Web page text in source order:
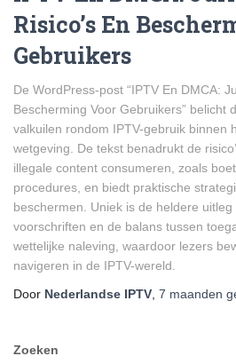
Risico’s En
Gebruikers
De WordPress-post “IPTV En DMCA:
Bescherming Voor Gebruikers” belicht
valkuilen rondom IPTV-gebruik binnen
wetgeving. De tekst benadrukt de
illegale content consumeren, zoals
procedures, en biedt praktische
beschermen. Uniek is de heldere
voorschriften en de balans tussen
wettelijke naleving, waardoor lezers
navigeren in de IPTV-wereld.
Door Nederlandse IPTV 7 maanden
Zoeken